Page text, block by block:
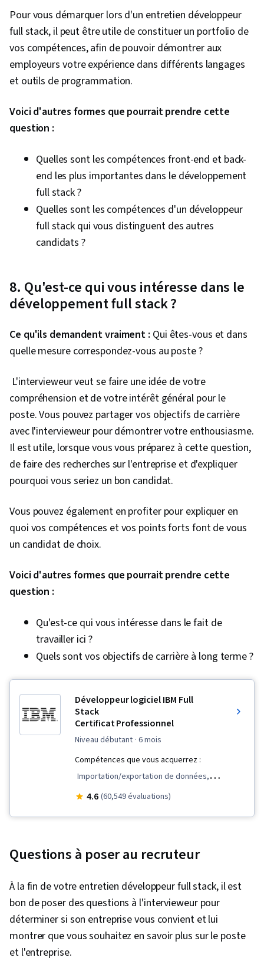
Pour vous démarquer lors d'un entretien développeur
full stack, il peut être utile de constituer un portfolio de
vos compétences, afin de pouvoir démontrer aux
employeurs votre expérience dans différents langages
et outils de programmation.
Voici d'autres formes que pourrait prendre cette
question :
Quelles sont les compétences front-end et back-
end les plus importantes dans le développement
full stack ?
Quelles sont les compétences d'un développeur
full stack qui vous distinguent des autres
candidats ?
8. Qu'est-ce qui vous intéresse dans le
développement full stack ?
Ce qu'ils demandent vraiment : Qui êtes-vous et dans
quelle mesure correspondez-vous au poste ?
L'intervieweur veut se faire une idée de votre
compréhension et de votre intérêt général pour le
poste. Vous pouvez partager vos objectifs de carrière
avec l'intervieweur pour démontrer votre enthousiasme.
Il est utile, lorsque vous vous préparez à cette question,
de faire des recherches sur l'entreprise et d'expliquer
pourquoi vous seriez un bon candidat.
Vous pouvez également en profiter pour expliquer en
quoi vos compétences et vos points forts font de vous
un candidat de choix.
Voici d'autres formes que pourrait prendre cette
question :
Qu'est-ce qui vous intéresse dans le fait de
travailler ici ?
Quels sont vos objectifs de carrière à long terme ?
Développeur logiciel IBM Full
Stack
Certificat Professionnel
niveau débutant · 6 mois
Compétences que vous acquerrez :
Importation/exportation de données,
Développement de logiciels, Kubernetes, Cycle
unitaires, Conception de sites web réactifs,
Cartographie objet-relationnelle, HTML et CSS,
OpenShift, Git (système de contrôle de
version), Infrastructure en nuage, Déploiement
dans le nuage, Côté serveur, Interface de
4.6 (60,549 évaluations)
Questions à poser au recruteur
À la fin de votre entretien développeur full stack, il est
bon de poser des questions à l'intervieweur pour
déterminer si son entreprise vous convient et lui
montrer que vous souhaitez en savoir plus sur le poste
et l'entreprise.